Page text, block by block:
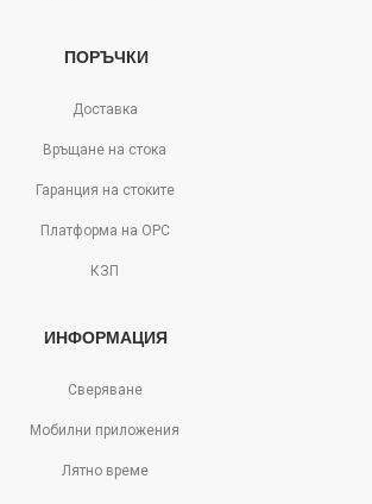
ПОРЪЧКИ
Доставка
Връщане на стока
Гаранция на стоките
Платформа на ОРС
КЗП
ИНФОРМАЦИЯ
Сверяване
Мобилни приложения
Лятно време